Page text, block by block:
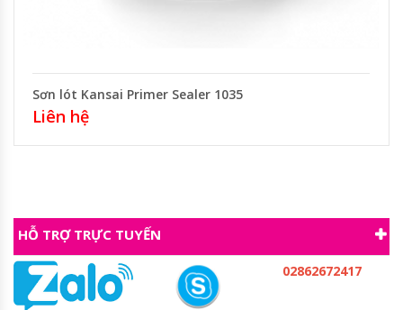
Sơn lót Kansai Primer Sealer 1035
Liên hệ
HỖ TRỢ TRỰC TUYẾN
02862672417